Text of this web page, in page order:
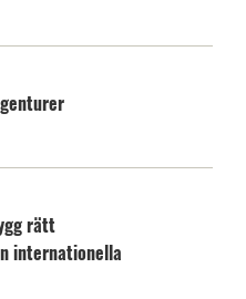
rätt
internationella